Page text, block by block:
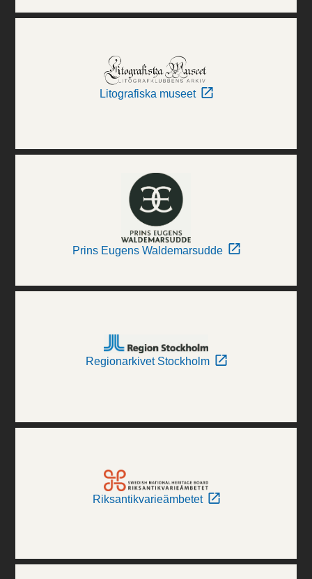
Litografiska museet
Prins Eugens Waldemarsudde
Regionarkivet Stockholm
Riksantikvarieämbetet